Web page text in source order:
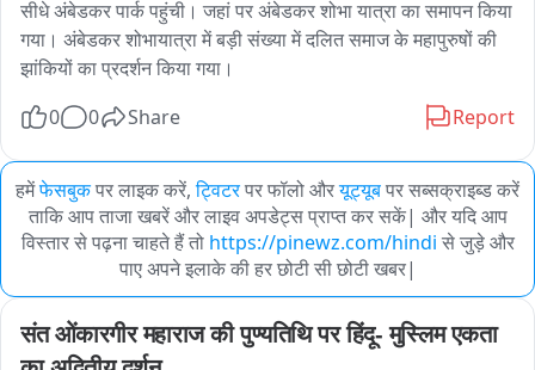
सीधे अंबेडकर पार्क पहुंची। जहां पर अंबेडकर शोभा यात्रा का समापन किया
गया। अंबेडकर शोभायात्रा में बड़ी संख्या में दलित समाज के महापुरुषों की
झांकियों का प्रदर्शन किया गया।
0 0 Share Report
हमेंफेसबुकपर लाइक करें, ट्विटरपर फॉलो औरयूट्यूबपर सब्सक्राइब्ड करें
ताकि आप ताजा खबरें और लाइव अपडेट्स प्राप्त कर सकें| और यदि आप
विस्तार से पढ़ना चाहते हैं तो https://pinewz.com/hindi से जुड़े और
पाए अपने इलाके की हर छोटी सी छोटी खबर|
संत ओंकारगीर महाराज की पुण्यतिथि पर हिंदू- मुस्लिम एकता